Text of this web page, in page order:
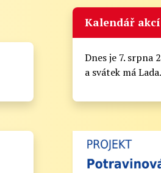
Kalendář akcí
Dnes je 7. srpna
a svátek má Lada.